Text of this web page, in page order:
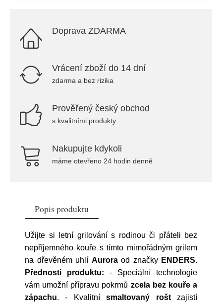
Doprava ZDARMA
Vrácení zboží do 14 dní
zdarma a bez rizika
Prověřený český obchod
s kvalitními produkty
Nakupujte kdykoli
máme otevřeno 24 hodin denně
Popis produktu
Užijte si letní grilování s rodinou či přáteli bez
nepříjemného kouře s tímto mimořádným grilem
na dřevěném uhlí Auroraod značky ENDERS.
Přednosti produktu: - Speciální technologie
vám umožní přípravu pokrmů zcela bez kouře a
zápachu. - Kvalitnísmaltovaný roštzajistí